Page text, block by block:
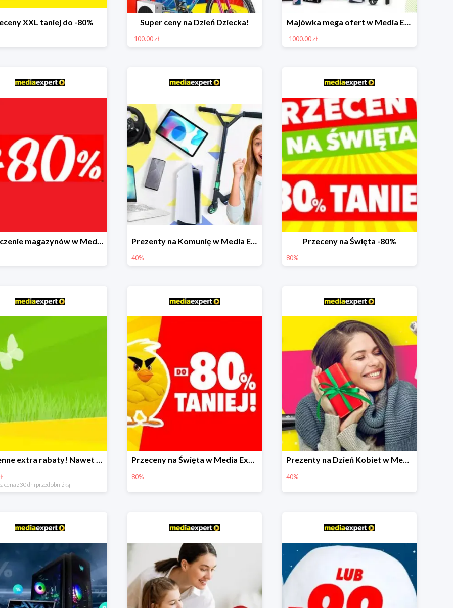
XXL taniej do -80% Super ceny na Dzień Dziecka!
-100.00 zł
Majówka mega ofert w Media Expert do -1000 zł
-1000.00 zł
Czyszczenie magazynów w Media Expert do -80% Prezenty na Komunię w Media Expert do -40%
40%
Przeceny na Święta -80%
80%
Wiosenne extra rabaty! Nawet 600zł taniej!
cena z 30 dni przed obniżką
Przeceny na Święta w Media Expert do -80%
80%
Prezenty na Dzień Kobiet w Media Expert do -40%
40%